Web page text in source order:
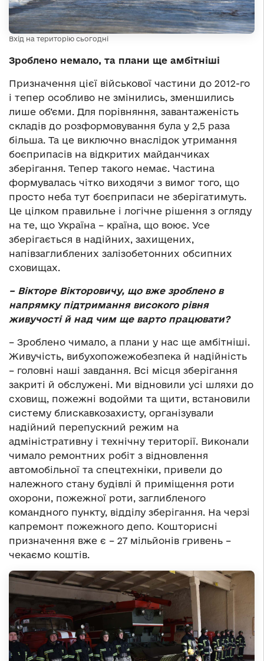
Вхід на територію сьогодні
Зроблено немало, та плани ще амбітніші
Призначення цієї військової частини до 2012-го
і тепер особливо не змінились, зменшились
лише об’єми. Для порівняння, завантаженість
складів до розформовування була у 2,5 раза
більша. Та це виключно внаслідок утримання
боєприпасів на відкритих майданчиках
зберігання. Тепер такого немає. Частина
формувалась чітко виходячи з вимог того, що
просто неба тут боєприпаси не зберігатимуть.
Це цілком правильне і логічне рішення з огляду
на те, що Україна – країна, що воює. Усе
зберігається в надійних, захищених,
напівзаглиблених залізобетонних обсипних
сховищах.
– Вікторе Вікторовичу, що вже зроблено в
напрямку підтримання високого рівня
живучості й над чим ще варто працювати?
– Зроблено чимало, а плани у нас ще амбітніші.
Живучість, вибухопожежобезпека й надійність
– головні наші завдання. Всі місця зберігання
закриті й обслужені. Ми відновили усі шляхи до
сховищ, пожежні водойми та щити, встановили
систему блискавкозахисту, організували
надійний перепускний режим на
адміністративну і технічну території. Виконали
чимало ремонтних робіт з відновлення
автомобільної та спецтехніки, привели до
належного стану будівлі й приміщення роти
охорони, пожежної роти, заглибленого
командного пункту, відділу зберігання. На черзі
капремонт пожежного депо. Кошторисні
призначення вже є – 27 мільйонів гривень –
чекаємо коштів.